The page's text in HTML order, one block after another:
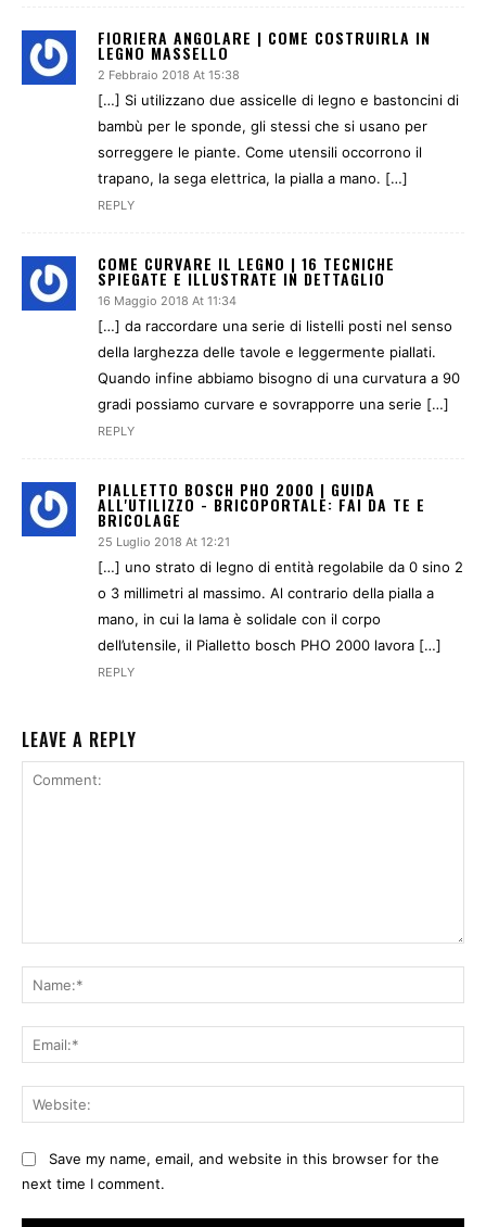
FIORIERA ANGOLARE | COME COSTRUIRLA IN
LEGNO MASSELLO
2 Febbraio 2018 At 15:38
[…] Si utilizzano due assicelle di legno e bastoncini di
bambù per le sponde, gli stessi che si usano per
sorreggere le piante. Come utensili occorrono il
trapano, la sega elettrica, la pialla a mano. […]
REPLY
COME CURVARE IL LEGNO | 16 TECNICHE
SPIEGATE E ILLUSTRATE IN DETTAGLIO
16 Maggio 2018 At 11:34
[…] da raccordare una serie di listelli posti nel senso
della larghezza delle tavole e leggermente piallati.
Quando infine abbiamo bisogno di una curvatura a 90
gradi possiamo curvare e sovrapporre una serie […]
REPLY
PIALLETTO BOSCH PHO 2000 | GUIDA
ALL'UTILIZZO - BRICOPORTALE: FAI DA TE E
BRICOLAGE
25 Luglio 2018 At 12:21
[…] uno strato di legno di entità regolabile da 0 sino 2
o 3 millimetri al massimo. Al contrario della pialla a
mano, in cui la lama è solidale con il corpo
dell’utensile, il Pialletto bosch PHO 2000 lavora […]
REPLY
LEAVE A REPLY
Save my name, email, and website in this browser for the
next time I comment.